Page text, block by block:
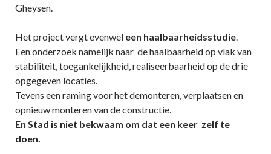
Gheysen.
Het project vergt evenwel een haalbaarheidsstudie.
Een onderzoek namelijk naar de haalbaarheid op vlak van
stabiliteit, toegankelijkheid, realiseerbaarheid op de drie
opgegeven locaties.
Tevens een raming voor het demonteren, verplaatsen en
opnieuw monteren van de constructie.
En Stad is niet bekwaam om dat een keer zelf te
doen.